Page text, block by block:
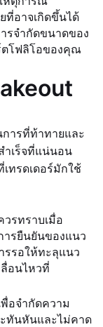
ที่อาจเกิดขึ้นได้
รจำกัดขนาดของ
โฟลิโอของคุณ
ารที่ท้าทายและ
ำเร็จที่แน่นอน
ทรดเดอร์มักใช้
รทราบเมื่อ
ารยืนยันของแนว
รรอให้ทะลุแนว
อนไหวที่
พื่อจำกัดความ
ะทันหันและไม่คาด